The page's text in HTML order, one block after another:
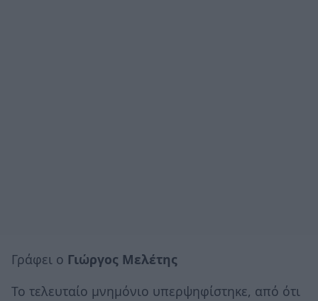
Γράφει ο Γιώργος Μελέτης
Το τελευταίο μνημόνιο υπερψηφίστηκε, από ότι